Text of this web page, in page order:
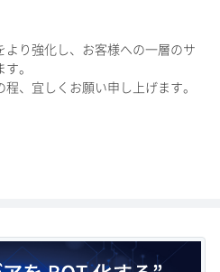
り強化し、お客様への一層のサ
。
、宜しくお願い申し上げます。